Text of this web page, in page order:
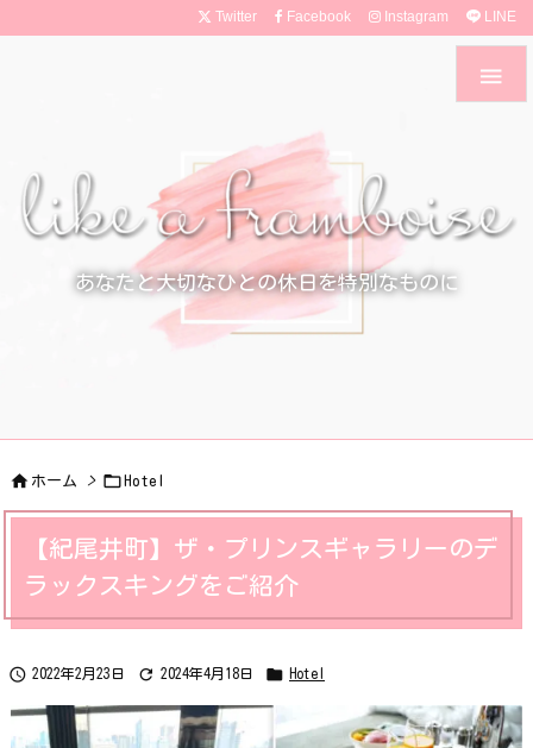
あなたと大切なひとの休日を特別なものに

Twitter Facebook Instagram LINE
 ホーム >  Hotel
【紀尾井町】ザ・プリンスギャラリーのデ
ラックスキングをご紹介
 2022年2月23日  2024年4月18日  Hotel